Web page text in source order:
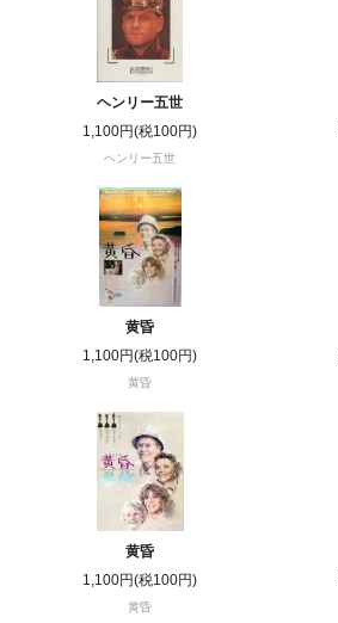
ヘンリー五世
1,100円(税100円)
ヘンリー五世
黄昏
1,100円(税100円)
黄昏
黄昏
1,100円(税100円)
黄昏